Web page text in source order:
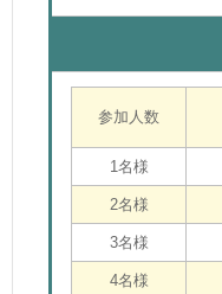
参加人数
1名様
2名様
3名様
4名様